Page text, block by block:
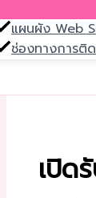
แผนผัง Web
ช่องทางการติ
เปิด